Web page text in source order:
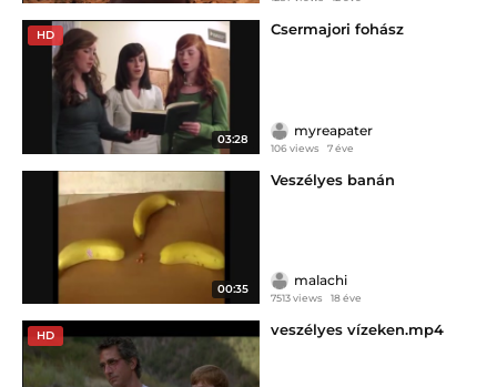
HD
03:28
Csermajori fohász
myreapater
106 views 7 éve
00:35
Veszélyes banán
malachi
7513 views 18 éve
HD veszélyes vízeken.mp4